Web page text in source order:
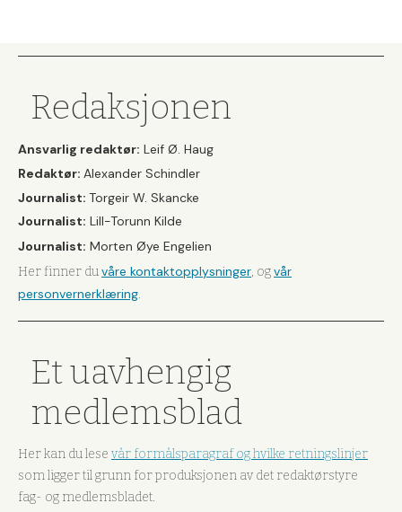
Redaksjonen
Ansvarlig redaktør: Leif Ø. Haug
Redaktør: Alexander Schindler
Journalist: Torgeir W. Skancke
Journalist: Lill-Torunn Kilde
Journalist: Morten Øye Engelien
Her finner duvåre kontaktopplysninger, ogvår
personvernerklæring.
Et uavhengig
medlemsblad
Her kan du lese vår formålsparagraf og hvilke retningslinjer
som ligger til grunn for produksjonen av det redaktørstyre
fag- og medlemsbladet.